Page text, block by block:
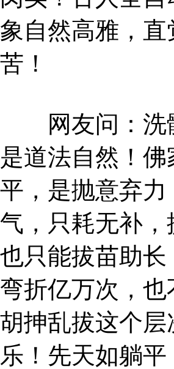
象自然高雅，
苦！
网友问：洗髓
是道法自然！
平，是抛意弃
气，只耗无补
也只能拔苗助
弯折亿万次，
胡抻乱拔这个
乐！先天如躺